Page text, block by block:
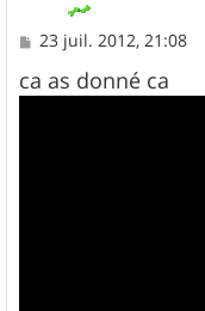
M
s
s
23 juil. 2012, 21:08
ca as donné ca